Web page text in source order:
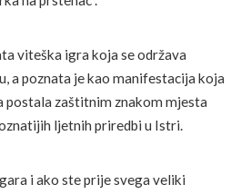
viteška igra koja se održava
a poznata je kao manifestacija koja
postala zaštitnim znakom mjesta
ljetnih priredbi u Istri.
i ako ste prije svega veliki